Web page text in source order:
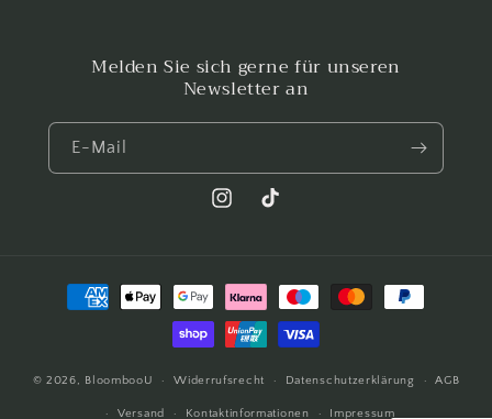
Melden Sie sich gerne für unseren
Newsletter an
E-Mail
InstagramTikTok
Zahlungsmethoden
© 2026, BloombooU Widerrufsrecht Datenschutzerklärung AGB
Versand Kontaktinformationen Impressum